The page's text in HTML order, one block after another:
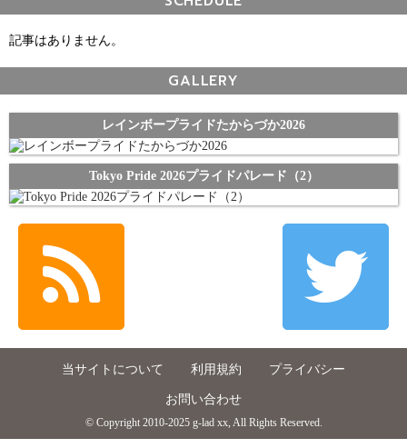
記事はありません。
GALLERY
レインボープライドたからづか2026
Tokyo Pride 2026プライドパレード（2）
当サイトについて 利用規約 プライバシー
お問い合わせ
© Copyright 2010-2025 g-lad xx, All Rights Reserved.